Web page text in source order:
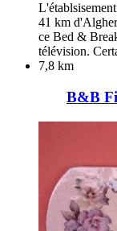
41 km
ce Bed &
télévision.
7,8 km
B&B